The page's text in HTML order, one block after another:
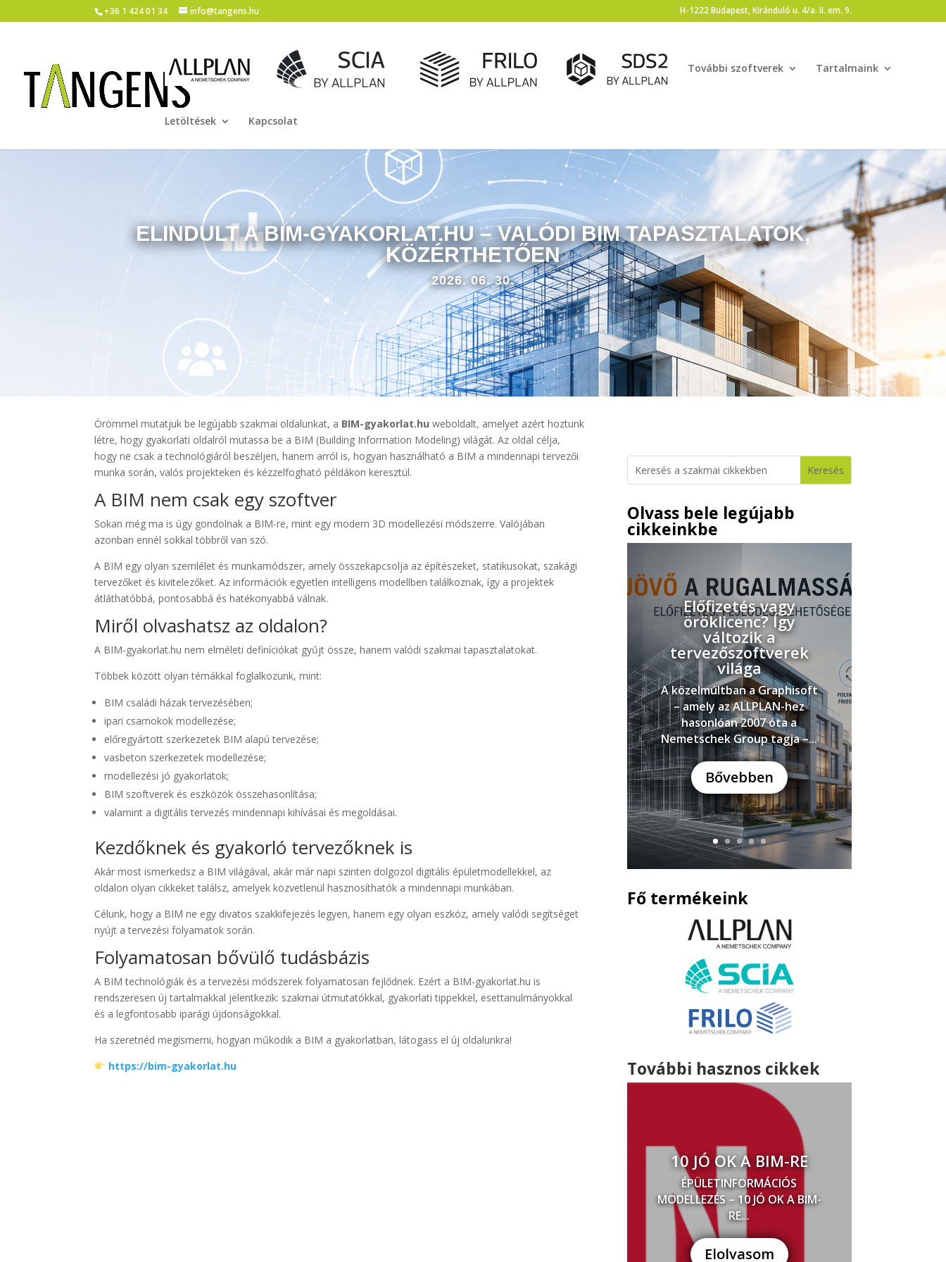
+36 1 424 01 34 info@tangens.hu H-1222 Budapest, Kiránduló u. 4/a. II. em. 9.
További szoftverek Tartalmaink
Letöltések Kapcsolat
ELINDULT A BIM-GYAKORLAT.HU – VALÓDI BIM TAPASZTALATOK,
KÖZÉRTHETŐEN
2026. 06. 30.
Örömmel mutatjuk be legújabb szakmai oldalunkat, a BIM-gyakorlat.hu weboldalt, amelyet azért hoztunk
létre, hogy gyakorlati oldalról mutassa be a BIM (Building Information Modeling) világát. Az oldal célja,
hogy ne csak a technológiáról beszéljen, hanem arról is, hogyan használható a BIM a mindennapi tervezői
munka során, valós projekteken és kézzelfogható példákon keresztül.
A BIM nem csak egy szoftver
Sokan még ma is úgy gondolnak a BIM-re, mint egy modern 3D modellezési módszerre. Valójában
azonban ennél sokkal többről van szó.
A BIM egy olyan szemlélet és munkamódszer, amely összekapcsolja az építészeket, statikusokat, szakági
tervezőket és kivitelezőket. Az információk egyetlen intelligens modellben találkoznak, így a projektek
átláthatóbbá, pontosabbá és hatékonyabbá válnak.
Miről olvashatsz az oldalon?
A BIM-gyakorlat.hu nem elméleti definíciókat gyűjt össze, hanem valódi szakmai tapasztalatokat.
Többek között olyan témákkal foglalkozunk, mint:
BIM családi házak tervezésében;
ipari csarnokok modellezése;
előregyártott szerkezetek BIM alapú tervezése;
vasbeton szerkezetek modellezése;
modellezési jó gyakorlatok;
BIM szoftverek és eszközök összehasonlítása;
valamint a digitális tervezés mindennapi kihívásai és megoldásai.
Kezdőknek és gyakorló tervezőknek is
Akár most ismerkedsz a BIM világával, akár már napi szinten dolgozol digitális épületmodellekkel, az
oldalon olyan cikkeket találsz, amelyek közvetlenül hasznosíthatók a mindennapi munkában.
Célunk, hogy a BIM ne egy divatos szakkifejezés legyen, hanem egy olyan eszköz, amely valódi segítséget
nyújt a tervezési folyamatok során.
Folyamatosan bővülő tudásbázis
A BIM technológiák és a tervezési módszerek folyamatosan fejlődnek. Ezért a BIM-gyakorlat.hu is
rendszeresen új tartalmakkal jelentkezik: szakmai útmutatókkal, gyakorlati tippekkel, esettanulmányokkal
és a legfontosabb iparági újdonságokkal.
Ha szeretnéd megismerni, hogyan működik a BIM a gyakorlatban, látogass el új oldalunkra!
https://bim-gyakorlat.hu
Olvass bele legújabb
cikkeinkbe
Előfizetés vagy
öröklicenc? Így
változik a
tervezőszoftverek
világa
A közelmúltban a Graphisoft
– amely az ALLPLAN-hez
hasonlóan 2007 óta a
Nemetschek Group tagja –...
Bővebben
Fő termékeink
További hasznos cikkek
10 JÓ OK A BIM-RE
ÉPÜLETINFORMÁCIÓS
MODELLEZÉS – 10 JÓ OK A BIM-
RE...
Elolvasom